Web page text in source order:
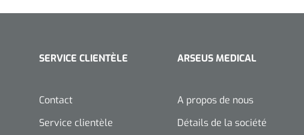
SERVICE CLIENTÈLE
Contact
Service clientèle
ARSEUS MEDICAL
A propos de nous
Détails de la société